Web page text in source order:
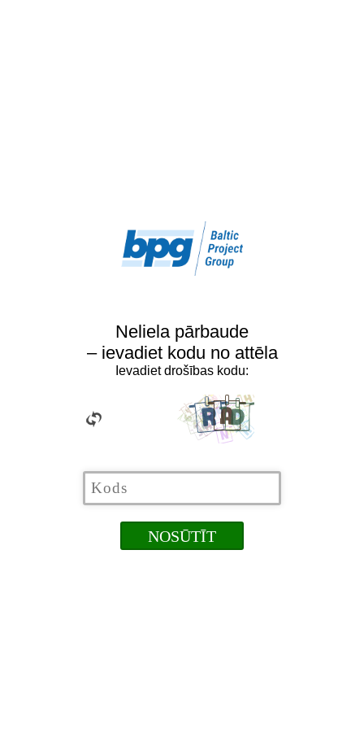
Neliela pārbaude
– ievadiet kodu no attēla
Ievadiet drošības kodu: